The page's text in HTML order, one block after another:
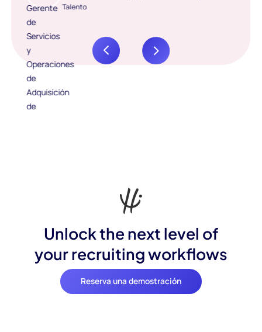
Talento
Unlock the next level of
your recruiting workflows
Reserva una demostración